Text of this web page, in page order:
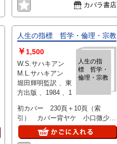
カバラ書店
人生の指標 哲学・倫理・宗教
人生の指
標 哲学・
倫理・宗教
￥ 1,500
W.S.サハキアン
M.L.サハキアン
堀田輝明監訳 、東
方出版 、1984 、1
初カバー 230頁＋10頁（索
引） カバー背ヤケ 小口微少シ
ミ